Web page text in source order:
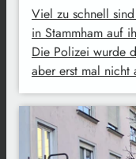
Viel zu schnell
in Stammham auf
Die Polizei wurde
aber erst mal